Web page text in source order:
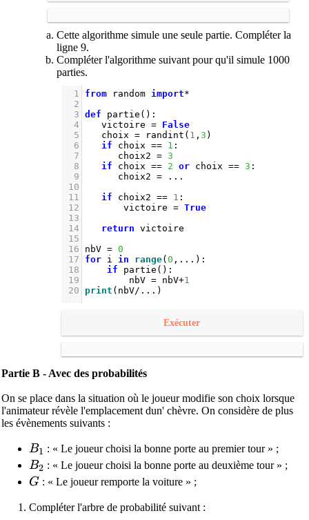
Cette algorithme simule une seule partie. Compléter la
ligne 9.
Compléter l'algorithme suivant pour qu'il simule 1000
parties.
1 from random import*
2
3 def partie ():
4
victoire =
False
5
choix = randint ( 1 , 3 )
6
if choix == 1 :
7
choix2 = 3
8
if choix == 2 or choix == 3 :
9
choix2 =
...
10
11
if choix2 == 1 :
12
victoire = True
13
14
return victoire
15
16
nbV = 0
17
for i in range( 0 , ... ):
18
if partie ():
19
nbV = nbV+1
20
print ( nbV/... )
Exécuter
Partie B - Avec des probabilités
On se place dans la situation où le joueur modifie son choix lorsque
l'animateur révèle l'emplacement dun' chèvre. On considère de plus
les évènements suivants :
B_1
B1 : « Le joueur choisi la bonne porte au premier tour » ;
B_2
B2 : « Le joueur choisi la bonne porte au deuxième tour » ;
G
G : « Le joueur remporte la voiture » ;
Compléter l'arbre de probabilité suivant :